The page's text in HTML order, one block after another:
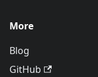
More
Blog
GitHub